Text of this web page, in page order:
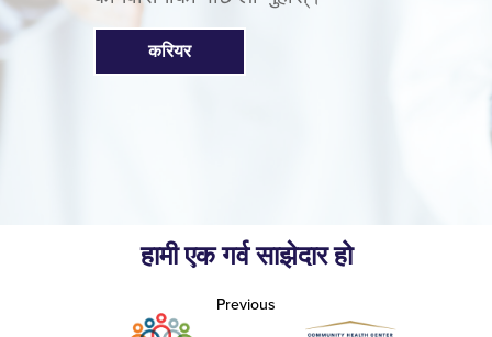
करियर
हामी एक गर्व साझेदार हो
Previous